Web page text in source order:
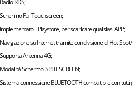
Radio RDS;
Schermo Full Touchscreen;
Implementato il Playstore, per scaricare qualsiasi APP;
Navigazione su Internet tramite condivisione di Hot-
Supporta Antenna 4G;
Modalità Schermo, SPLIT SCREEN;
Sistema connessione BLUETOOTH compatibile con